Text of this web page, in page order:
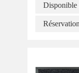
Disponible